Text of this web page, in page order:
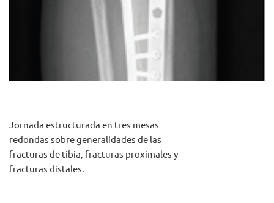
Jornada estructurada en tres mesas
redondas sobre generalidades de las
fracturas de tibia, fracturas proximales y
fracturas distales.